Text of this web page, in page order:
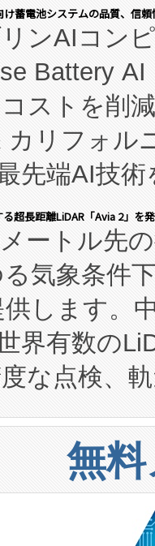
プ
医薬品製造
チ施設の
チェーン
高く、持
した現地生
負担を大
に拡大する
設設計・
よび知的
カリキュ
段階におけ
ち上げ調整
のバイオ
蓄電池システムの品質、信
ンAIコン
Battery
ストを削
リフォル
先端AI技術
ド：本社
と、エンタ
、日本にあ
ステム（
AI搭載プラ
用に至る
保する事
タセンター
負担をかけ
という課題
超長距離LiDAR「Avia 2」を
ートル先
気象条件
します。
界有数の
な点検、
バルク材
2」を発
メート
り替えるこ
無